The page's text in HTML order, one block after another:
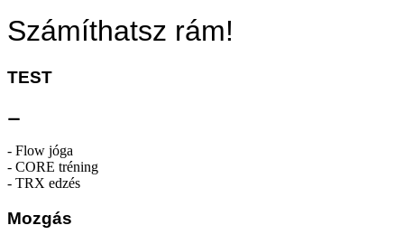
Számíthatsz rám!
TEST
⚊
- Flow jóga
- CORE tréning
- TRX edzés
Mozgás